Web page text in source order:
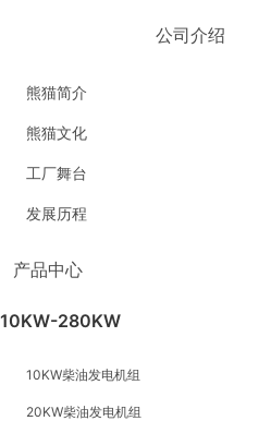
公司介绍
熊猫简介
熊猫文化
工厂舞台
发展历程
产品中心
10KW-280KW
10KW柴油发电机组
20KW柴油发电机组